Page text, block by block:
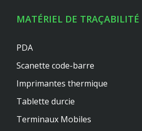
MATÉRIEL DE TRAÇABILITÉ
PDA
Scanette code-barre
Imprimantes thermique
Tablette durcie
Terminaux Mobiles